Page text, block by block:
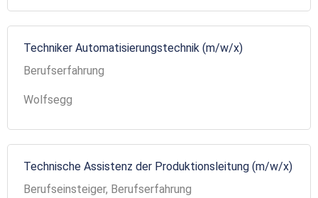
Techniker Automatisierungstechnik (m/w/x)
Berufserfahrung
Wolfsegg
Technische Assistenz der Produktionsleitung (m/w/x)
Berufseinsteiger, Berufserfahrung